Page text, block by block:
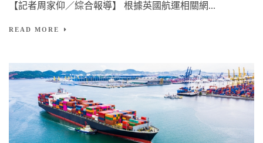
【記者周家仰／綜合報導】 根據英國航運相關網...
READ MORE